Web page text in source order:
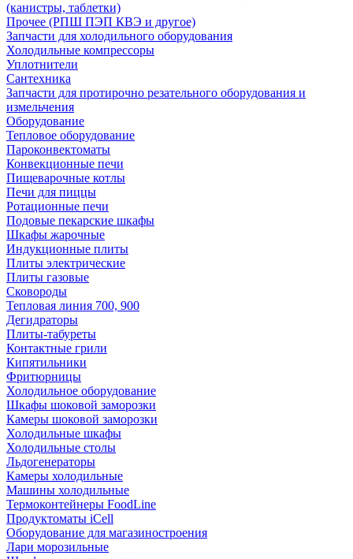
(канистры, таблетки)
Прочее (РПШ ПЭП КВЭ и другое)
Запчасти для холодильного оборудования
Холодильные компрессоры
Уплотнители
Сантехника
Запчасти для протирочно резательного оборудования и
измельчения
Оборудование
Тепловое оборудование
Пароконвектоматы
Конвекционные печи
Пищеварочные котлы
Печи для пиццы
Ротационные печи
Подовые пекарские шкафы
Шкафы жарочные
Индукционные плиты
Плиты электрические
Плиты газовые
Сковороды
Тепловая линия 700, 900
Дегидраторы
Плиты-табуреты
Контактные грили
Кипятильники
Фритюрницы
Холодильное оборудование
Шкафы шоковой заморозки
Камеры шоковой заморозки
Холодильные шкафы
Холодильные столы
Льдогенераторы
Камеры холодильные
Машины холодильные
Термоконтейнеры FoodLine
Продуктоматы iCell
Оборудование для магазиностроения
Лари морозильные